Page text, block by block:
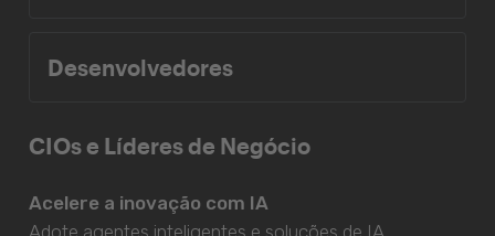
Desenvolvedores
CIOs e Líderes de Negócio
Acelere a inovação com IA
Adote agentes inteligentes e soluções de IA